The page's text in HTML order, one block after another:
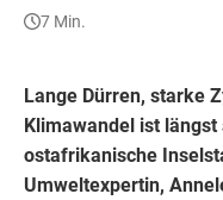
7 Min.
Lange Dürren, starke
Klimawandel ist
ostafrikanische
Umweltexpertin,